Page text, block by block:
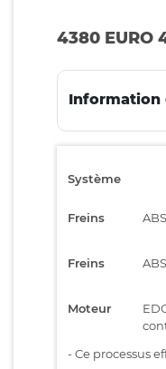
4380 EURO
Information
Système
Freins
Freins
Moteur
-Ce processus